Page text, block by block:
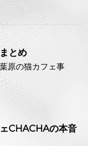
とめ
原の猫カフェ事
CHACHAの本音